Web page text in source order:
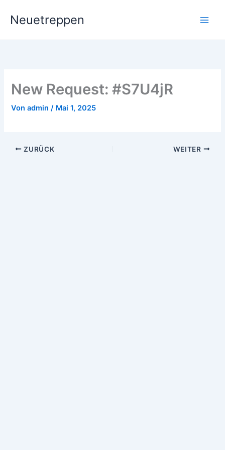
InhaltNeuetreppen
New Request: #S7U4jR
Vonadmin/ Mai 1, 2025
ZURÜCK WEITER